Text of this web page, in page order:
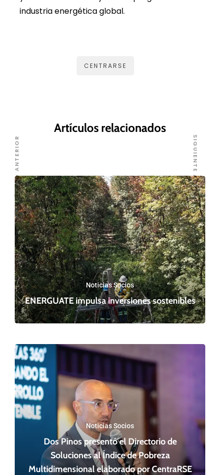
industria energética global.
CENTRARSE
Artículos relacionados
Noticias Socios
ENERGUATE impulsa inversiones sostenibles
Noticias Socios
Dos Pinos presentó el Directorio de
Soluciones al Índice de Pobreza
Multidimensional elaborado por CentraRSE
ARTÍCULO ANTERIOR SIGUIENTE ARTÍCULO